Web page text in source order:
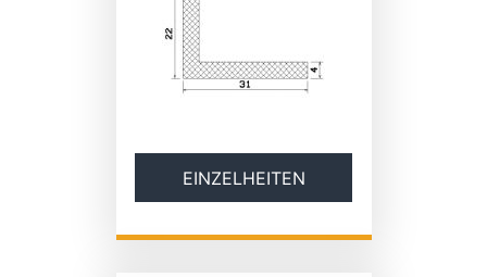
EINZELHEITEN